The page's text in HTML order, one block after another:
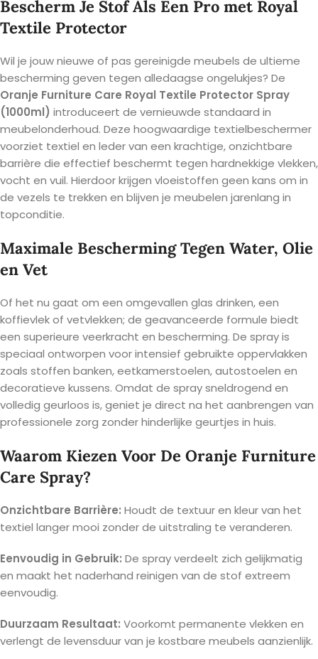
Bescherm Je Stof Als Een Pro met Royal
Textile Protector
Wil je jouw nieuwe of pas gereinigde meubels de ultieme
bescherming geven tegen alledaagse ongelukjes? De
Oranje Furniture Care Royal Textile Protector Spray
(1000ml) introduceert de vernieuwde standaard in
meubelonderhoud. Deze hoogwaardige textielbeschermer
voorziet textiel en leder van een krachtige, onzichtbare
barrière die effectief beschermt tegen hardnekkige vlekken,
vocht en vuil. Hierdoor krijgen vloeistoffen geen kans om in
de vezels te trekken en blijven je meubelen jarenlang in
topconditie.
Maximale Bescherming Tegen Water, Olie
en Vet
Of het nu gaat om een omgevallen glas drinken, een
koffievlek of vetvlekken; de geavanceerde formule biedt
een superieure veerkracht en bescherming. De spray is
speciaal ontworpen voor intensief gebruikte oppervlakken
zoals stoffen banken, eetkamerstoelen, autostoelen en
decoratieve kussens. Omdat de spray sneldrogend en
volledig geurloos is, geniet je direct na het aanbrengen van
professionele zorg zonder hinderlijke geurtjes in huis.
Waarom Kiezen Voor De Oranje Furniture
Care Spray?
Onzichtbare Barrière: Houdt de textuur en kleur van het
textiel langer mooi zonder de uitstraling te veranderen.
Eenvoudig in Gebruik: De spray verdeelt zich gelijkmatig
en maakt het naderhand reinigen van de stof extreem
eenvoudig.
Duurzaam Resultaat: Voorkomt permanente vlekken en
verlengt de levensduur van je kostbare meubels aanzienlijk.